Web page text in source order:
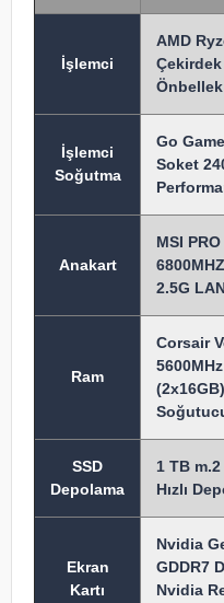
İşlemci
AMD
İşlemci
Soğutma
Go
Soket
Anakart
MSI
2.5G
Ram
Corsair
SSD
Depolama
1 TB
Hızlı
Ekran
Kartı
Nvidia
GDDR7
Nvidia